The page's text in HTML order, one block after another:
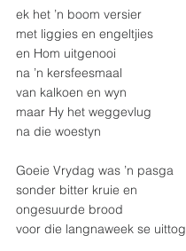
ek het ’n boom versier
met liggies en engeltjies
en Hom uitgenooi
na ’n kersfeesmaal
van kalkoen en wyn
maar Hy het weggevlug
na die woestyn
Goeie Vrydag was ’n pasga
sonder bitter kruie en
ongesuurde brood
voor die langnaweek se uittog